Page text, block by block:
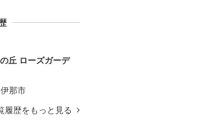
丘 ローズガーデ
那市
履歴をもっと見る